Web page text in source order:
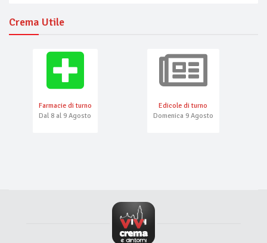
Crema Utile
Farmacie di turno
Dal 8 al 9 Agosto
Edicole di turno
Domenica 9 Agosto